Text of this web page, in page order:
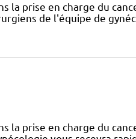
la prise en charge du
de l'équipe de
la prise en charge du